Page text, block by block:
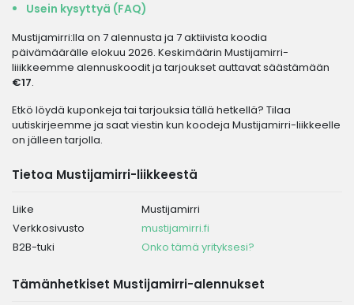
Usein kysyttyä (FAQ)
Mustijamirri:lla on 7 alennusta ja 7 aktiivista koodia
päivämäärälle elokuu 2026. Keskimäärin Mustijamirri-
liiikkeemme alennuskoodit ja tarjoukset auttavat säästämään
€17.
Etkö löydä kuponkeja tai tarjouksia tällä hetkellä? Tilaa
uutiskirjeemme ja saat viestin kun koodeja Mustijamirri-liikkeelle
on jälleen tarjolla.
Tietoa Mustijamirri-liikkeestä
Liike
Mustijamirri
Verkkosivusto
mustijamirri.fi
B2B-tuki
Onko tämä yrityksesi?
Tämänhetkiset Mustijamirri-alennukset